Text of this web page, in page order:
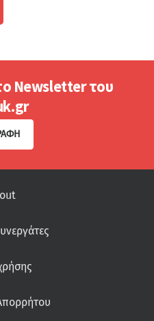
Newsletter του